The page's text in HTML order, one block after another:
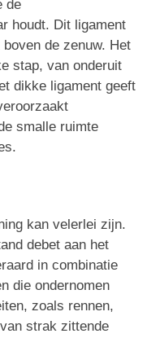
de
houdt. Dit ligament
de zenuw. Het
stap, van onderuit
dikke ligament geeft
smalle ruimte
kan velerlei zijn.
debet aan het
in combinatie
die ondernomen
zoals rennen,
strak zittende